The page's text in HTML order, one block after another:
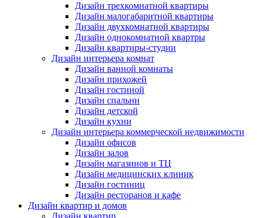
Дизайн трехкомнатной квартиры
Дизайн малогабаритной квартиры
Дизайн двухкомнатной квартиры
Дизайн однокомнатной квартры
Дизайн квартиры-студии
Дизайн интерьера комнат
Дизайн ванной комнаты
Дизайн прихожей
Дизайн гостиной
Дизайн спальни
Дизайн детской
Дизайн кухни
Дизайн интерьера коммерческой недвижимости
Дизайн офисов
Дизайн залов
Дизайн магазинов и ТЦ
Дизайн медицинских клиник
Дизайн гостиниц
Дизайн ресторанов и кафе
Дизайн квартир и домов
Дизайн квартир